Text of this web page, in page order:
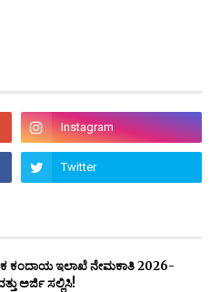
ಕಂದಾಯ ಇಲಾಖೆ ನೇಮಕಾತಿ 2026-
ಅರ್ಜಿ ಸಲ್ಲಿಸಿ!